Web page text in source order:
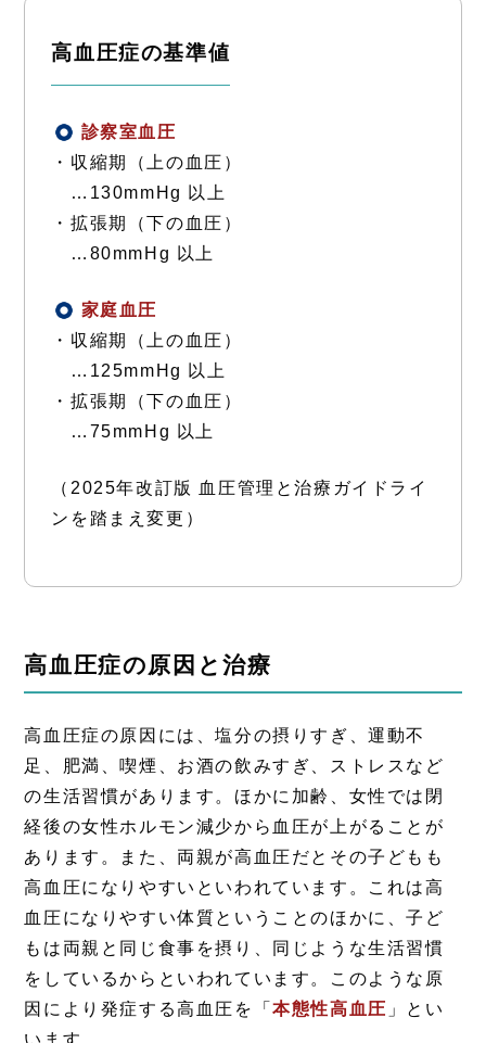
高血圧症の基準値
注目情報
診察室血圧
・収縮期（上の血圧）
…130mmHg 以上
・拡張期（下の血圧）
…80mmHg 以上
注目情報
家庭血圧
・収縮期（上の血圧）
…125mmHg 以上
・拡張期（下の血圧）
…75mmHg 以上
（2025年改訂版 血圧管理と治療ガイドライ
ンを踏まえ変更）
高血圧症の原因と治療
高血圧症の原因には、塩分の摂りすぎ、運動不
足、肥満、喫煙、お酒の飲みすぎ、ストレスなど
の生活習慣があります。ほかに加齢、女性では閉
経後の女性ホルモン減少から血圧が上がることが
あります。また、両親が高血圧だとその子どもも
高血圧になりやすいといわれています。これは高
血圧になりやすい体質ということのほかに、子ど
もは両親と同じ食事を摂り、同じような生活習慣
をしているからといわれています。このような原
因により発症する高血圧を「本態性高血圧 」とい